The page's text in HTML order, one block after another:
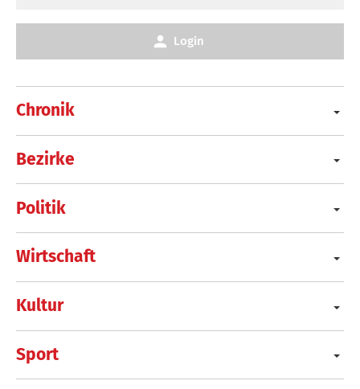
Chronik
Bezirke
Politik
Wirtschaft
Kultur
Sport
Login